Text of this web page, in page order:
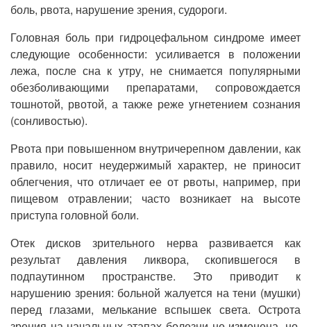
боль, рвота, нарушение зрения, судороги.
Головная боль при гидроцефальном синдроме имеет
следующие особенности: усиливается в положении
лежа, после сна к утру, не снимается популярными
обезболивающими препаратами, сопровождается
тошнотой, рвотой, а также реже угнетением сознания
(сонливостью).
Рвота при повышенном внутричерепном давлении, как
правило, носит неудержимый характер, не приносит
облегчения, что отличает ее от рвоты, например, при
пищевом отравлении; часто возникает на высоте
приступа головной боли.
Отек дисков зрительного нерва развивается как
результат давления ликвора, скопившегося в
подпаутинном пространстве. Это приводит к
нарушению зрения: больной жалуется на тени (мушки)
перед глазами, мелькание вспышек света. Острота